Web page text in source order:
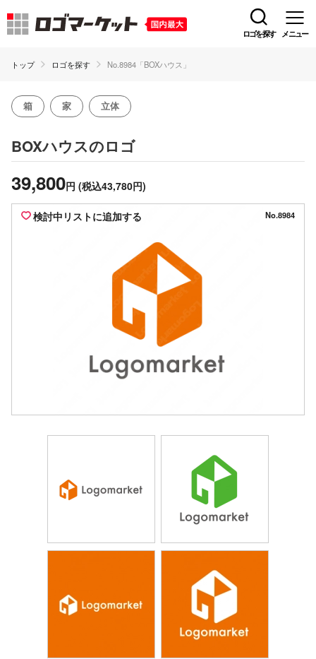
ロゴを探す メニュー
トップ ロゴを探す No.8984「BOXハウス」
箱 家 立体
BOXハウスのロゴ
39,800円 (税込43,780円)
検討中リストに追加する No.8984